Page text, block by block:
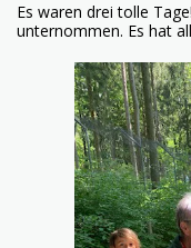
Es waren drei tolle
unternommen. Es hat